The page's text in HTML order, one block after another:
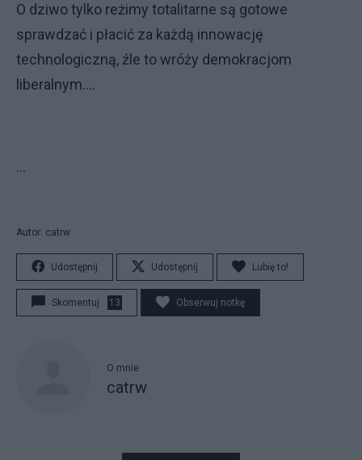
O dziwo tylko reżimy totalitarne są gotowe
sprawdzać i płacić za każdą innowację
technologiczną, źle to wróży demokracjom
liberalnym....
...
Autor: catrw
Udostępnij Udostępnij Lubię to!
Skomentuj 13 Obserwuj notkę
O mnie
catrw